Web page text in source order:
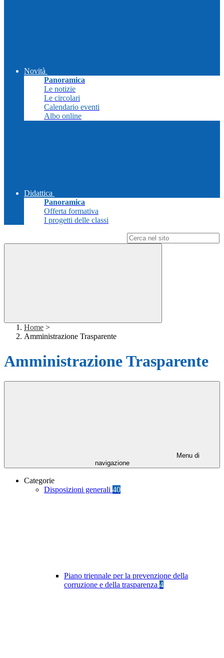
Novità
Panoramica
Le notizie
Le circolari
Calendario eventi
Albo online
Didattica
Panoramica
Offerta formativa
I progetti delle classi
Home >
Amministrazione Trasparente
Amministrazione Trasparente
Menu di
navigazione
Categorie
Disposizioni generali 40
Piano triennale per la prevenzione della
corruzione e della trasparenza 4